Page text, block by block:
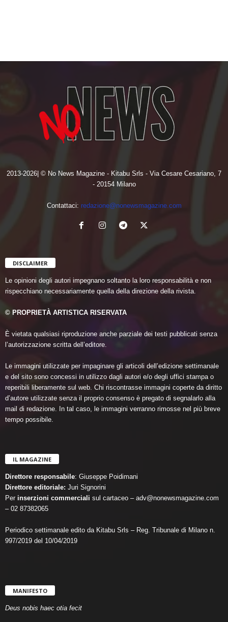
2013-2026| © No News Magazine - Kitabu Srls - Via Cesare Cesariano, 7
- 20154 Milano
Contattaci: redazione@nonewsmagazine.com
DISCLAIMER
Le opinioni degli autori impegnano soltanto la loro responsabilità e non
rispecchiano necessariamente quella della direzione della rivista.
© PROPRIETÀ ARTISTICA RISERVATA
È vietata qualsiasi riproduzione anche parziale dei testi pubblicati senza
l’autorizzazione scritta dell’editore.
Le immagini utilizzate per impaginare gli articoli dell’edizione settimanale
e del sito sono concessi in utilizzo dagli autori e/o degli uffici stampa o
reperibili liberamente sul web. Chi riscontrasse immagini coperte da diritto
d’autore utilizzate senza il proprio consenso è pregato di segnalarlo alla
mail di redazione. In tal caso, le immagini verranno rimosse nel più breve
tempo possibile.
IL MAGAZINE
Direttore responsabile: Giuseppe Poidimani
Direttore editoriale: Juri Signorini
Per inserzioni commerciali sul cartaceo – adv@nonewsmagazine.com
– 02 87382065
Periodico settimanale edito da Kitabu Srls – Reg. Tribunale di Milano n.
997/2019 del 10/04/2019
MANIFESTO
Deus nobis haec otia fecit